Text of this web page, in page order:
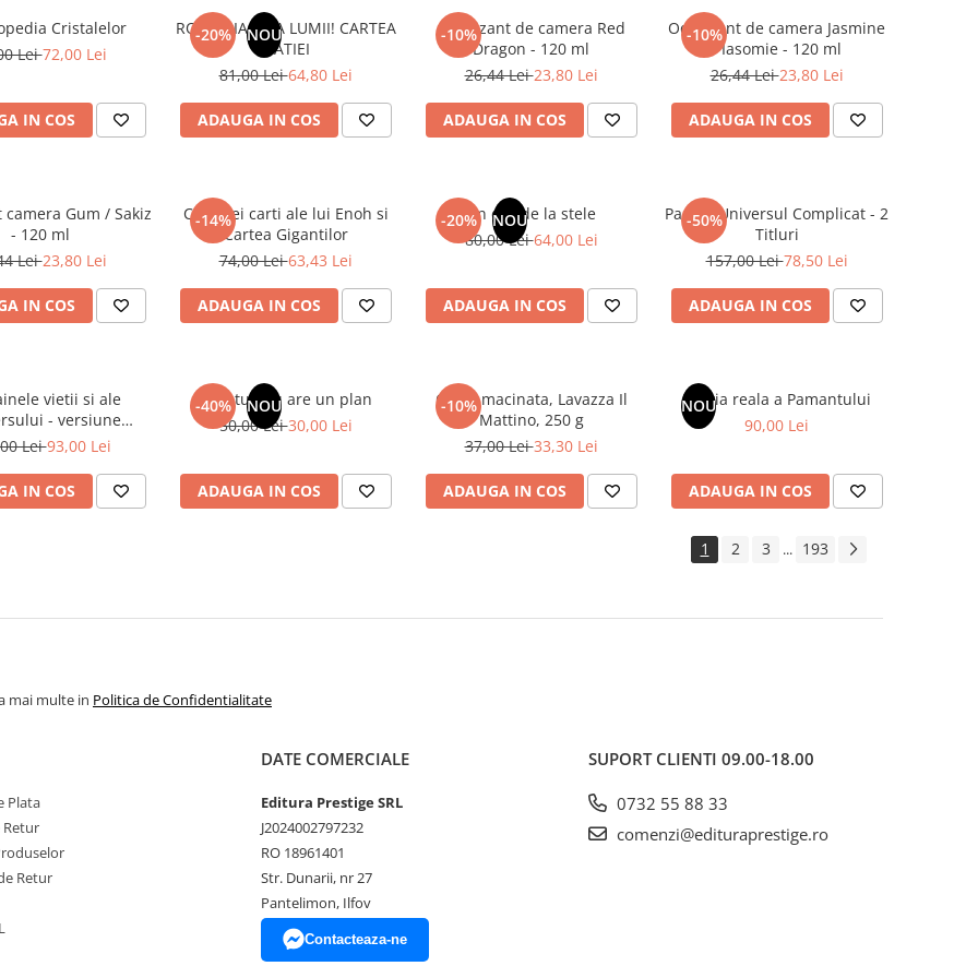
Cristalelor
Lei72,00 Lei
IN COS
-20% NOU
ROMANIA, AXA LUMII! CARTEA
NATIEI
81,00 Lei64,80 Lei
ADAUGA IN COS
-10%
Odorizant de camera Red
Dragon - 120 ml
26,44 Lei23,80 Lei
ADAUGA IN COS
-10%
Odorizant de camera Jasmine
/ Iasomie - 120 ml
26,44 Lei23,80 Lei
ADAUGA IN COS
Gum / Sakiz
- 120 ml
Lei23,80 Lei
IN COS
-14%
Cele trei carti ale lui Enoh si
Cartea Gigantilor
74,00 Lei63,43 Lei
ADAUGA IN COS
-20% NOU
Un dar de la stele
80,00 Lei64,00 Lei
ADAUGA IN COS
-50%
Pachet Universul Complicat - 2
Titluri
157,00 Lei78,50 Lei
ADAUGA IN COS
vietii si ale
- versiune
1939. Volumele I-
Lei93,00 Lei
IN COS
-40% NOU
Sufletul tau are un plan
50,00 Lei30,00 Lei
ADAUGA IN COS
-10%
Cafea macinata, Lavazza Il
Mattino, 250 g
37,00 Lei33,30 Lei
ADAUGA IN COS
NOU
Istoria reala a Pamantului
90,00 Lei
ADAUGA IN COS
1 2 3 ... 193
mai multe in Politica de Confidentialitate
Plata
Retur
Retur
DATE COMERCIALE
Editura Prestige SRL
J2024002797232
RO 18961401
Str. Dunarii, nr 27
Pantelimon, Ilfov
Contacteaza-ne
SUPORT CLIENTI 09.00-18.00
0732 55 88 33
comenzi@edituraprestige.ro